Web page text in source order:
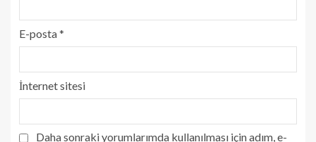
E-posta*
İnternet sitesi
Daha sonraki yorumlarımda kullanılması için adım, e-